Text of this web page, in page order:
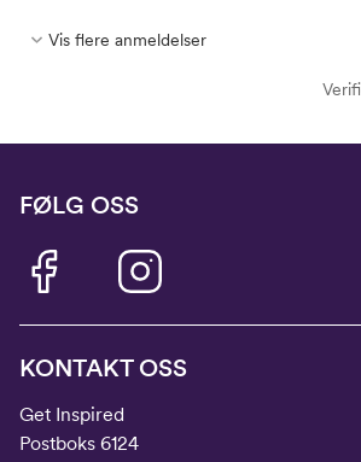
Vis flere anmeldelser
FØLG OSS
KONTAKT OSS
Get Inspired
Postboks 6124